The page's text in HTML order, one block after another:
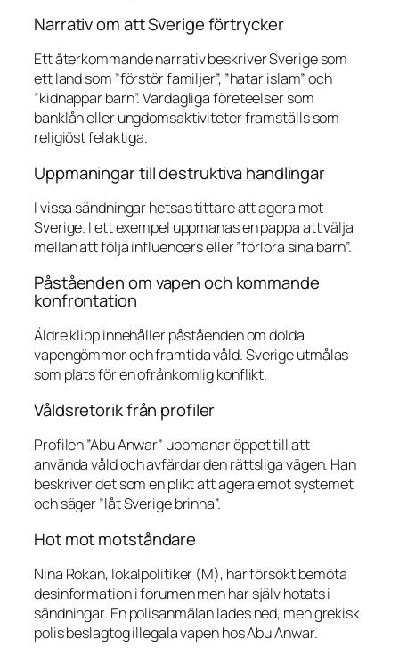
Narrativ om att Sverige förtrycker
Ett återkommande narrativ beskriver Sverige som
ett land som ”förstör familjer”, ”hatar islam” och
”kidnappar barn”. Vardagliga företeelser som
banklån eller ungdomsaktiviteter framställs som
religiöst felaktiga.
Uppmaningar till destruktiva handlingar
I vissa sändningar hetsas tittare att agera mot
Sverige. I ett exempel uppmanas en pappa att välja
mellan att följa influencers eller ”förlora sina barn”.
Påståenden om vapen och kommande
konfrontation
Äldre klipp innehåller påståenden om dolda
vapengömmor och framtida våld. Sverige utmålas
som plats för en ofrånkomlig konflikt.
Våldsretorik från profiler
Profilen ”Abu Anwar” uppmanar öppet till att
använda våld och avfärdar den rättsliga vägen. Han
beskriver det som en plikt att agera emot systemet
och säger ”låt Sverige brinna”.
Hot mot motståndare
Nina Rokan, lokalpolitiker (M), har försökt bemöta
desinformation i forumen men har själv hotats i
sändningar. En polisanmälan lades ned, men grekisk
polis beslagtog illegala vapen hos Abu Anwar.